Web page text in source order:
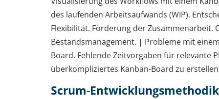
des laufenden Arbeitsaufwands (WIP).
Flexibilität. Förderung der Zusammenarbeit.
Bestandsmanagement. | Probleme mit
Board. Fehlende Zeitvorgaben für relevante
überkompliziertes Kanban-Board zu
Scrum-Entwicklungsmethodik